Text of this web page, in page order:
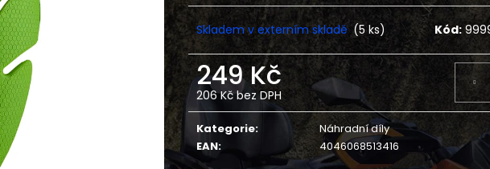
Skladem v externím skladě (5 ks) Kód:
249 Kč
206 Kč bez DPH
Měrná
cena:
Kategorie:
Náhradní díly
EAN: 4046068513416
CFMOTO GLADIATOR X850
EU5+ G3 ČERNÁ OVERLAND -
NF 2210 TEXTILNÍ BUNDA DLOUHÁ
ŠEDO ZELENÝ REFLEX